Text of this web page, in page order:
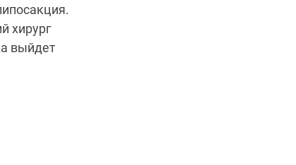
хирург
выйдет